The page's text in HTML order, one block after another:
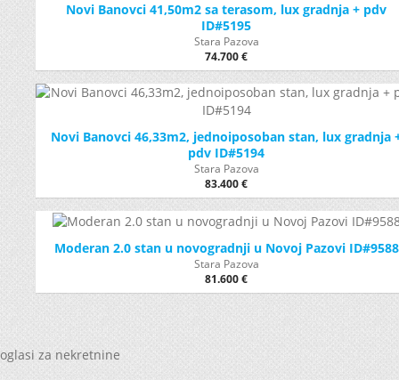
Novi Banovci 41,50m2 sa terasom, lux gradnja + pdv
ID#5195
Stara Pazova
74.700 €
Novi Banovci 46,33m2, jednoiposoban stan, lux gradnja
pdv ID#5194
Stara Pazova
83.400 €
Moderan 2.0 stan u novogradnji u Novoj Pazovi ID#9588
Stara Pazova
81.600 €
oglasi za nekretnine